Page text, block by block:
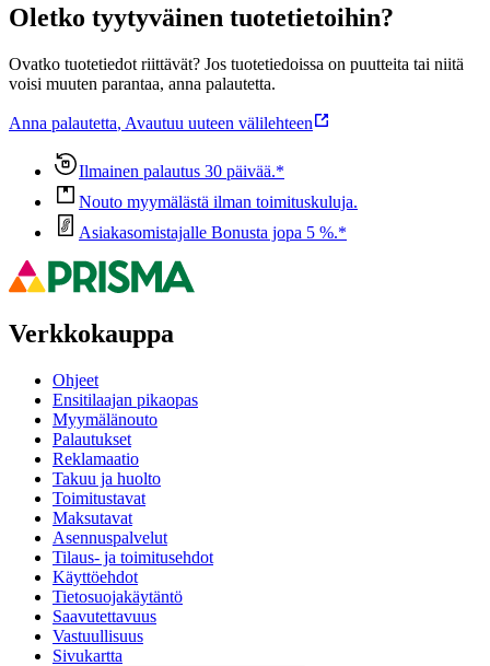
Oletko tyytyväinen tuotetietoihin?
Ovatko tuotetiedot riittävät? Jos tuotetiedoissa on puutteita tai niitä
voisi muuten parantaa, anna palautetta.
Anna palautetta, Avautuu uuteen välilehteen
Ilmainen palautus 30 päivää.*
Nouto myymälästä ilman toimituskuluja.
Asiakasomistajalle Bonusta jopa 5 %.*
Verkkokauppa
Ohjeet
Ensitilaajan pikaopas
Myymälänouto
Palautukset
Reklamaatio
Takuu ja huolto
Toimitustavat
Maksutavat
Asennuspalvelut
Tilaus- ja toimitusehdot
Käyttöehdot
Tietosuojakäytäntö
Saavutettavuus
Vastuullisuus
Sivukartta